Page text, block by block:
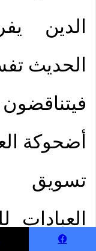
الدين
الحديث
أضحوكة
تسويق